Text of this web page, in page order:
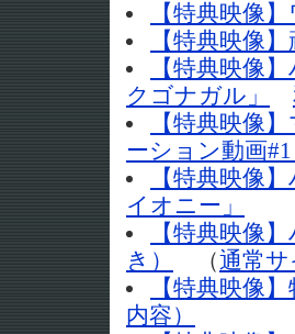
【特典映像
【特典映像
【特典映像
クゴナガル」
【特典映像
ーション動画#1
【特典映像
イオニー」
【特典映像
き）
（通常サ
【特典映像
内容）